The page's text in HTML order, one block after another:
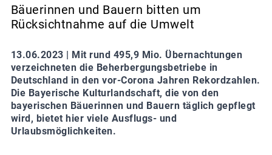
Bäuerinnen und Bauern bitten um
Rücksichtnahme auf die Umwelt
13.06.2023 | Mit rund 495,9 Mio. Übernachtungen
verzeichneten die Beherbergungsbetriebe in
Deutschland in den vor-Corona Jahren Rekordzahlen.
Die Bayerische Kulturlandschaft, die von den
bayerischen Bäuerinnen und Bauern täglich gepflegt
wird, bietet hier viele Ausflugs- und
Urlaubsmöglichkeiten.